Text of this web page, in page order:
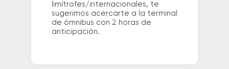
limítrofes/internacionales, te
sugerimos acercarte a la terminal
de ómnibus con 2 horas de
anticipación.